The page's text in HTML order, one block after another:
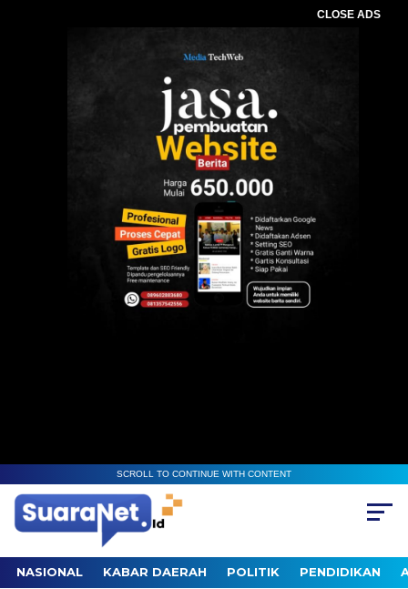
CLOSE ADS
SCROLL TO CONTINUE WITH CONTENT
NASIONAL KABAR DAERAH POLITIK PENDIDIKAN